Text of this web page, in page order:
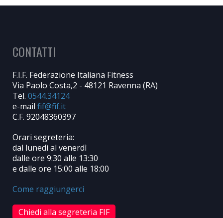
CONTATTI
F.I.F. Federazione Italiana Fitness
Via Paolo Costa,2 - 48121 Ravenna (RA)
Tel. 0544.34124
e-mail
C.F. 92048360397
Orari segreteria:
dal lunedì al venerdì
dalle ore 9:30 alle 13:30
e dalle ore 15:00 alle 18:00
Come raggiungerci
Chiedi alla segreteria FIF